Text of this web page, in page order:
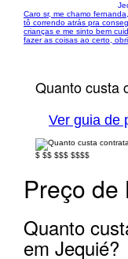
Caro sr, me chamo
tô correndo atrás pra
crianças e me sinto bem
fazer as coisas ao certo,
Quanto custa
Ver guia de
$ $$ $$$ $$$$
Preço de
Quanto
em Jequié?